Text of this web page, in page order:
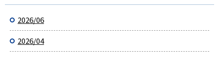
2026/06
2026/04